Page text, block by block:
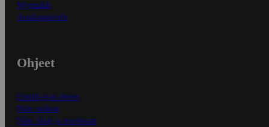
Myymälät
Asiakaspalvelu
Ohjeet
Ensitilaajan ohjeet
Näin maksat
Näin tilaat ja muokkaat